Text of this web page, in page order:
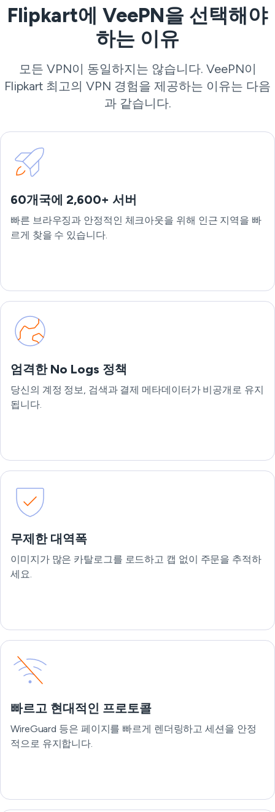
Flipkart에 VeePN을 선택해야
하는 이유
모든 VPN이 동일하지는 않습니다. VeePN이
Flipkart 최고의 VPN 경험을 제공하는 이유는 다음
과 같습니다.
60개국에 2,600+ 서버
빠른 브라우징과 안정적인 체크아웃을 위해 인근 지역을 빠
르게 찾을 수 있습니다.
엄격한 No Logs 정책
당신의 계정 정보, 검색과 결제 메타데이터가 비공개로 유지
됩니다.
무제한 대역폭
이미지가 많은 카탈로그를 로드하고 캡 없이 주문을 추적하
세요.
빠르고 현대적인 프로토콜
WireGuard 등은 페이지를 빠르게 렌더링하고 세션을 안정
적으로 유지합니다.